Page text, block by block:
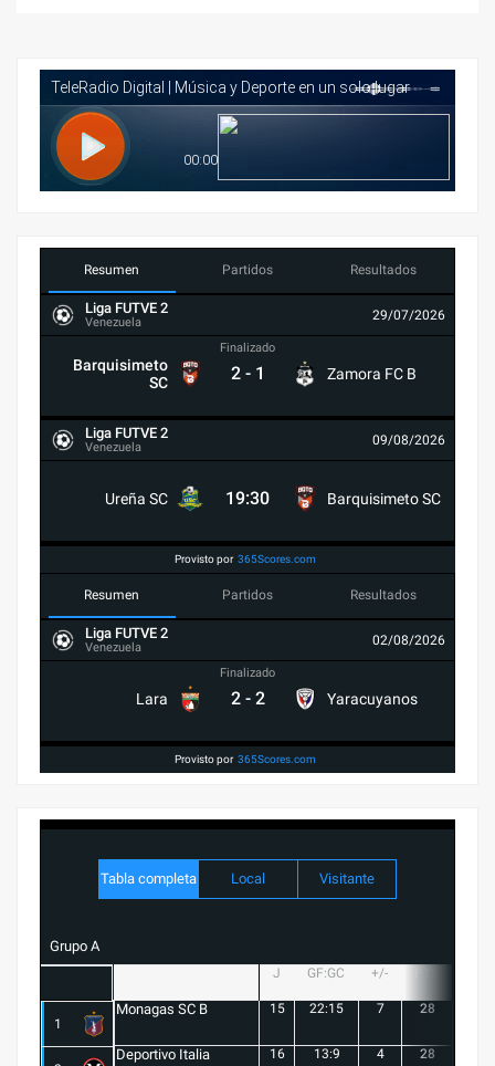
Resumen Partidos Resultados
Liga FUTVE 2
Venezuela 29/07/2026
Barquisimeto
SC
Finalizado
2 - 1 Zamora FC B
Liga FUTVE 2
Venezuela 09/08/2026
Ureña SC 19:30 Barquisimeto SC
Provisto por 365Scores.com
Resumen Partidos Resultados
Liga FUTVE 2
Venezuela 02/08/2026
Lara
Finalizado
2 - 2 Yaracuyanos
Provisto por 365Scores.com
Tabla completa Local Visitante
Grupo A
J GF:GC +/-
1
Monagas SC B 15 22:15 7 28
Deportivo Italia 16 13:9 4 28